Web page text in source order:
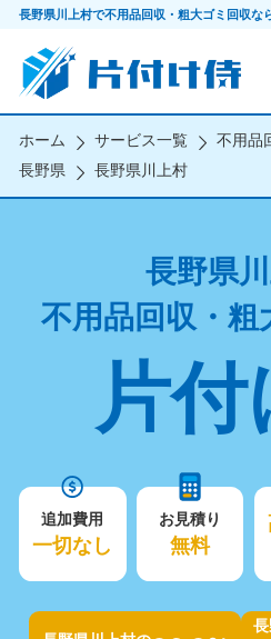
長野県川上村で不用品回収・粗大ゴミ回収な
ホーム サービス一覧
不用品
長野県
長野県川上村
長野県
不用品回収・粗
片
追加費用
一切なし
お見積り
無料